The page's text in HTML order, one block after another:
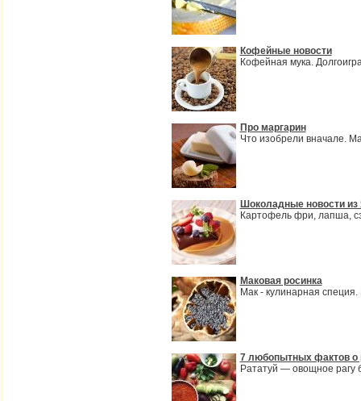
Кофейные новости
Кофейная мука.
Про маргарин
Что изобрели вначале.
Шоколадные новости из
Картофель фри, лапша,
Маковая росинка
Мак - кулинарная
7 любопытных фактов о
Рататуй — овощное рагу